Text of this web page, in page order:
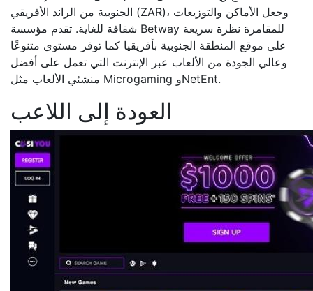
الجنوبية من الراند الأفريقي (ZAR)، وجعل الأماكن والتوزيعات
شفافة للغاية. تقدم مؤسسة Betway للمقامرة نظرة سريعة
على موقع المنطقة الجنوبية بأفريقيا كما توفر مستوى متنوعًا
وعالي الجودة من الألعاب عبر الإنترنت التي تعمل على أفضل
منشئي الألعاب مثل Microgaming وNetEnt.
العودة إلى اللاعب